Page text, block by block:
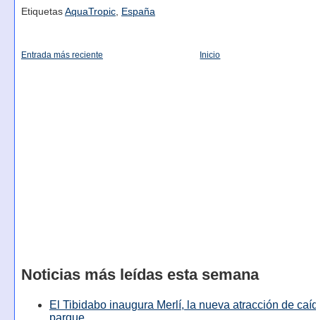
Etiquetas AquaTropic, España
Entrada más reciente Inicio
Noticias más leídas esta semana
El Tibidabo inaugura Merlí, la nueva atracción de